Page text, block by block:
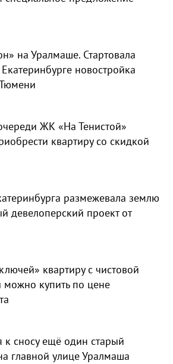
на Уралмаше. Стартовала
новостройка
ЖК «На Тенистой»
квартиру со скидкой
размежевала землю
девелоперский проект от
квартиру с чистовой
можно купить по цене
к сносу ещё один старый
главной улице Уралмаша